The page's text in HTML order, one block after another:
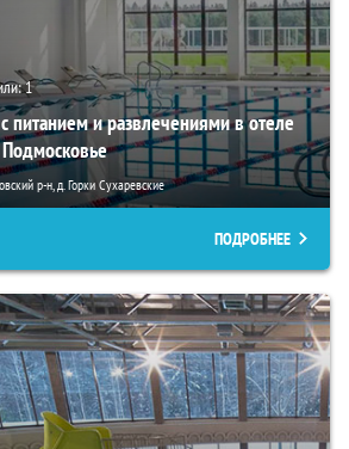
1
питанием и развлечениями в отеле
р-н, д. Горки Сухаревские
ПОДРОБНЕЕ